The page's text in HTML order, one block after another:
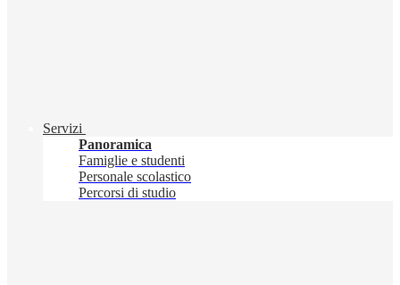
Servizi
Panoramica
Famiglie e studenti
Personale scolastico
Percorsi di studio